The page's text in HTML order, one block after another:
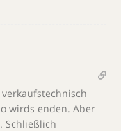
wirds enden. Aber
Schließlich